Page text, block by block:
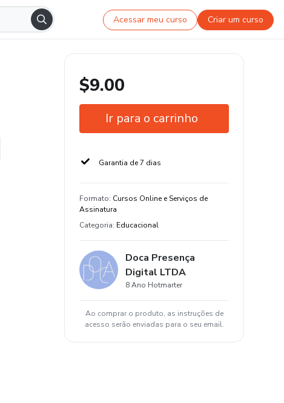
Acessar meu curso Criar um curso
$9.00
Ir para o carrinho
Garantia de 7 dias
Formato: Cursos Online e Serviços de
Assinatura
Categoria: Educacional
Doca Presença
Digital LTDA
8 Ano Hotmarter
Ao comprar o produto, as instruções de
acesso serão enviadas para o seu email.